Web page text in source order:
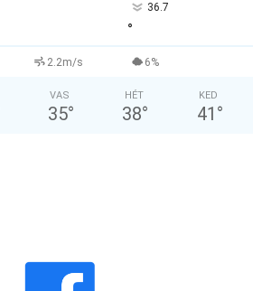
36.7
°
2.2m/s 6%
VAS
35°
HÉT
38°
KED
41 °